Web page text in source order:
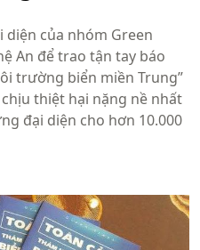
của nhóm Green
An để trao tận tay báo
trường biển miền Trung”
thiệt hại nặng nề nhất
đại diện cho hơn 10.000